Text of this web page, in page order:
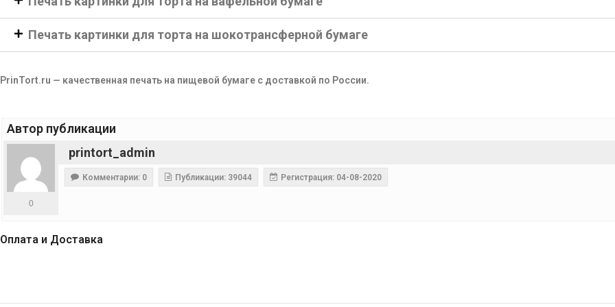
Печать картинки для торта на шокотрансферной бумаге
PrinTort.ru — качественная печать на пищевой бумаге с доставкой по России.
Автор публикации
printort_admin
0
Комментарии: 0 Публикации: 39044 Регистрация: 04-08-2020
Оплата и Доставка